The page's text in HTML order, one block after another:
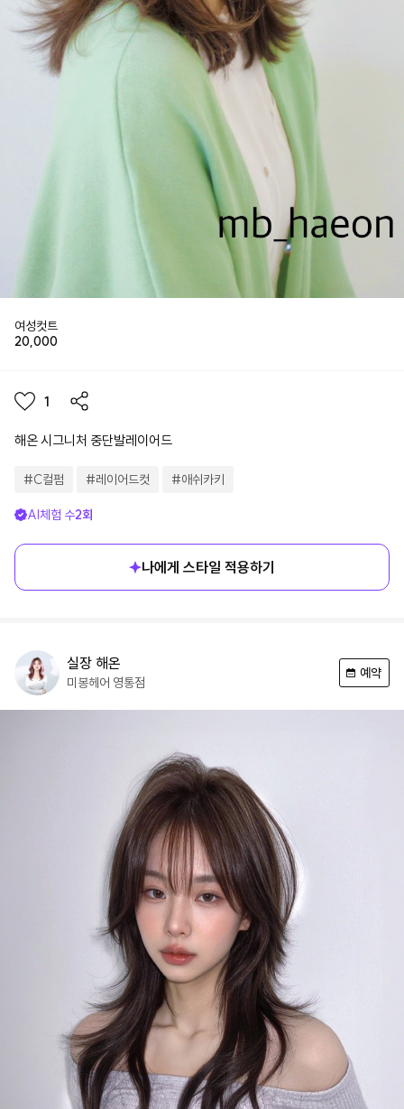
여성컷트
20,000
1
해온 시그니처 중단발레이어드
#C컬펌 #레이어드컷 #애쉬카키
AI체험 수2회
나에게 스타일 적용하기
실장 해온
미봉헤어 영통점
예약